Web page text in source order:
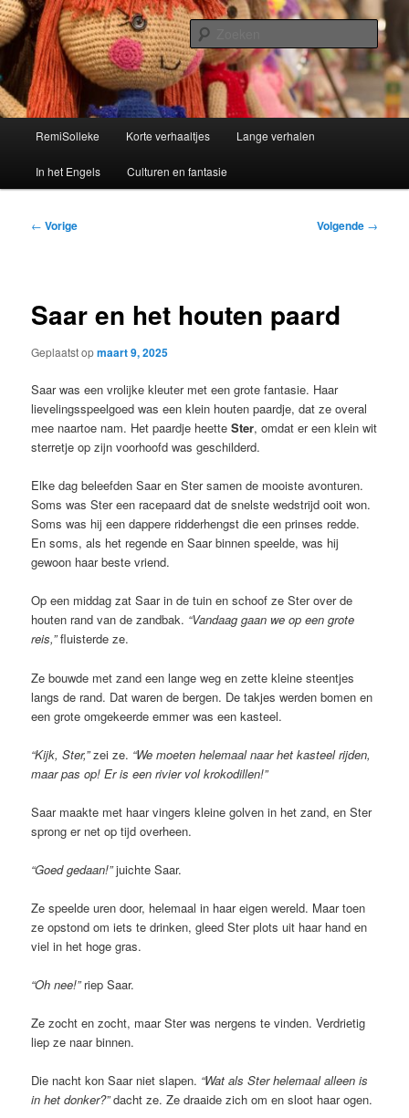
Spring
naar
de
primaire
inhoudRemisolleke
Kinderverhalen
RemiSolleke Korte verhaaltjes Lange verhalen
In het Engels Culturen en fantasie
Bericht
← Vorige Volgende →
Saar en het houten paard
Geplaatst opmaart 9, 2025
Saar was een vrolijke kleuter met een grote fantasie. Haar
lievelingsspeelgoed was een klein houten paardje, dat ze overal
mee naartoe nam. Het paardje heetteSter, omdat er een klein wit
sterretje op zijn voorhoofd was geschilderd.
Elke dag beleefden Saar en Ster samen de mooiste avonturen.
Soms was Ster een racepaard dat de snelste wedstrijd ooit won.
Soms was hij een dappere ridderhengst die een prinses redde.
En soms, als het regende en Saar binnen speelde, was hij
gewoon haar beste vriend.
Op een middag zat Saar in de tuin en schoof ze Ster over de
houten rand van de zandbak. “Vandaag gaan we op een grote
reis,”fluisterde ze.
Ze bouwde met zand een lange weg en zette kleine steentjes
langs de rand. Dat waren de bergen. De takjes werden bomen en
een grote omgekeerde emmer was een kasteel.
“Kijk, Ster,”zei ze. “We moeten helemaal naar het kasteel rijden,
maar pas op! Er is een rivier vol krokodillen!”
Saar maakte met haar vingers kleine golven in het zand, en Ster
sprong er net op tijd overheen.
“Goed gedaan!”juichte Saar.
Ze speelde uren door, helemaal in haar eigen wereld. Maar toen
ze opstond om iets te drinken, gleed Ster plots uit haar hand en
viel in het hoge gras.
“Oh nee!”riep Saar.
Ze zocht en zocht, maar Ster was nergens te vinden. Verdrietig
liep ze naar binnen.
Die nacht kon Saar niet slapen. “Wat als Ster helemaal alleen is
in het donker?”dacht ze. Ze draaide zich om en sloot haar ogen.